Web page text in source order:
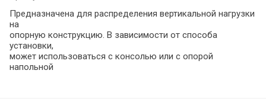
Предназначена для распределения вертикальной нагрузки
на
опорную конструкцию. В зависимости от способа
установки,
может использоваться с консолью или с опорой
напольной